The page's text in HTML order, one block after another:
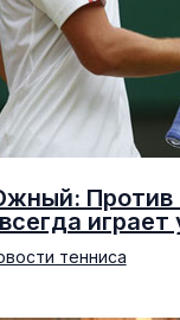
Против
играет
тенниса